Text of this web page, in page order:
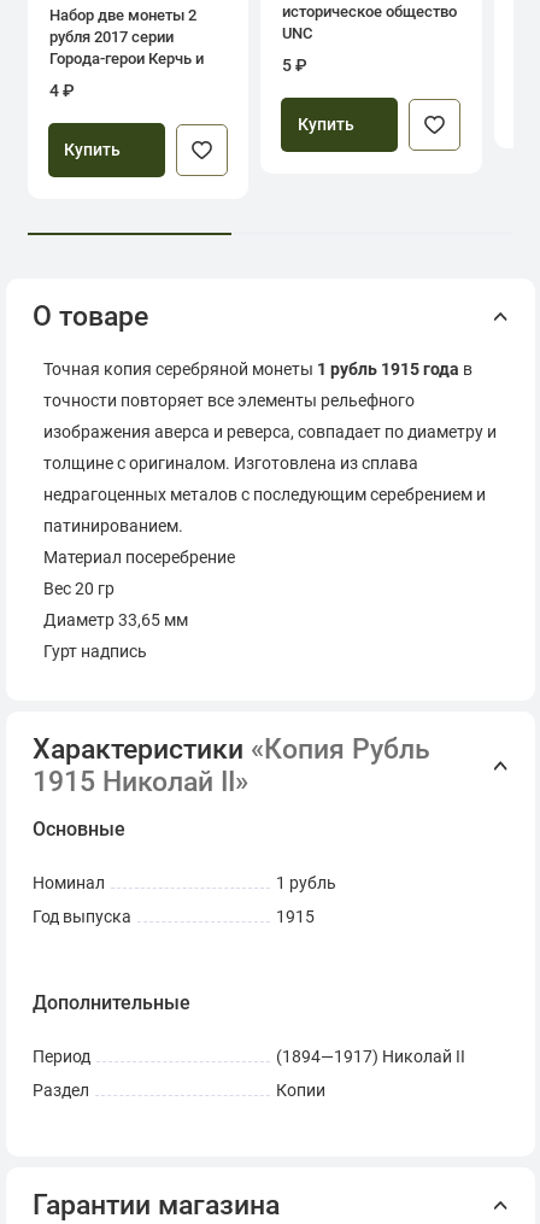
Набор две монеты 2
рубля 2017 серии
Города-герои Керчь и
4 ₽
Купить
историческое общество
UNC
5 ₽
Купить
О товаре
Точная копия серебряной монеты 1 рубль 1915 года в
точности повторяет все элементы рельефного
изображения аверса и реверса, совпадает по диаметру и
толщине с оригиналом. Изготовлена из сплава
недрагоценных металов с последующим серебрением и
патинированием.
Материал посеребрение
Вес 20 гр
Диаметр 33,65 мм
Гурт надпись
Характеристики «Копия Рубль
1915 Николай II»
Основные
Номинал
1 рубль
Год выпуска
1915
Дополнительные
Период
(1894—1917) Николай II
Раздел
Копии
Гарантии магазина